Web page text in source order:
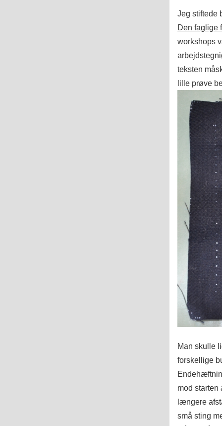
Jeg stiftede
Den faglige
workshops
teksten
lille prøve
Man skulle
forskellige
mod starten
længere
små sting